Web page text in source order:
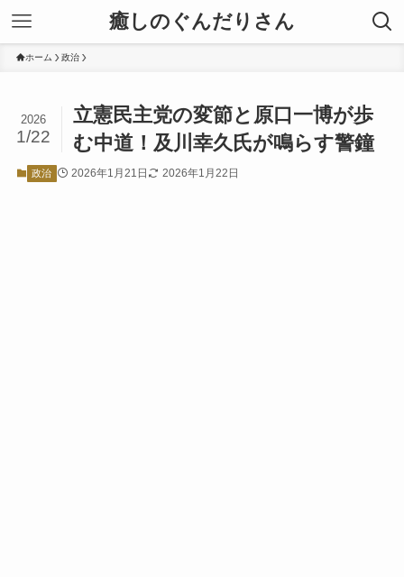
癒しのぐんだりさん
ホーム 政治
立憲民主党の変節と原口一博が歩
む中道！及川幸久氏が鳴らす警鐘
2026
1/22
政治 2026年1月21日 2026年1月22日